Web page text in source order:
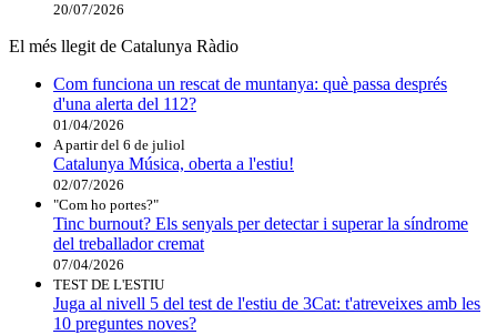
20/07/2026
El més llegit de Catalunya Ràdio
Com funciona un rescat de muntanya: què passa després
d'una alerta del 112?
01/04/2026
A partir del 6 de juliol
Catalunya Música, oberta a l'estiu!
02/07/2026
"Com ho portes?"
Tinc burnout? Els senyals per detectar i superar la síndrome
del treballador cremat
07/04/2026
TEST DE L'ESTIU
Juga al nivell 5 del test de l'estiu de 3Cat: t'atreveixes amb les
10 preguntes noves?